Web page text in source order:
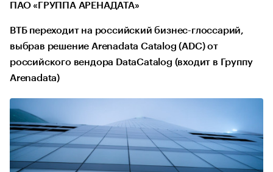
ПАО «ГРУППА АРЕНАДАТА»
ВТБ переходит на российский бизнес-глоссарий,
выбрав решение Arenadata Catalog (ADC) от
российского вендора DataCatalog (входит в Группу
Arenadata)